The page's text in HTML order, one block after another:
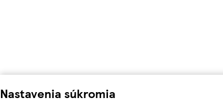
Nastavenia súkromia